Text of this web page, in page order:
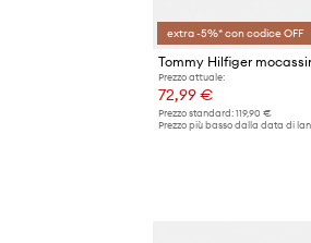
extra -5%* con codice OFF
Prezzo attuale:
72,99 €
Prezzo standard: 119,90 €
Prezzo più basso dalla data di